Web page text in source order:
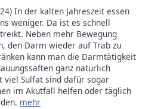
In der kalten Jahreszeit essen
weniger. Da ist es schnell
Neben mehr Bewegung
den Darm wieder auf Trab zu
kann man die Darmtätigkeit
ganz natürlich
Sulfat sind dafür sogar
im Akutfall helfen oder täglich
mehr